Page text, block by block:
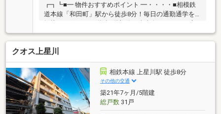
┏┓┗■━ 物件おすすめポイント ━・・・・■相模鉄
道本線「和田町」駅から徒歩8分！毎日の通勤通学を
地よい陽当りと開放感に包まれる住環境が実現■専有
面積75.64㎡のゆとりある空間に、7.0帖のサービスル
ームを設けた実用的な2SLDK■リビングでの家族の会
話を遮らない、広々とした12.0帖のLDK空間が穏やか
な時間を演出―――――【check point】＊2SLDK＊専有
面積75.64㎡＊バルコニー面積11.75㎡＊5階部分＊南東
向き採光＊和田町駅徒歩8分＊上星川駅徒歩15分＊星
川駅徒歩17分
クオス上星川
相鉄本線 上星川駅 徒歩8分
その他の交通
築21年7ヶ月/5階建
総戸数31戸